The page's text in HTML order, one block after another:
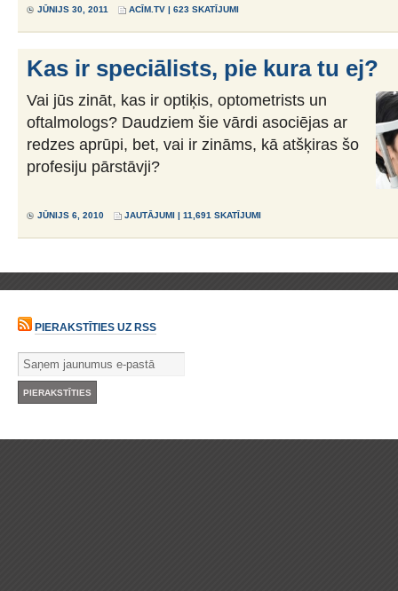
JŪNIJS 30, 2011 ACĪM.TV | 623 SKATĪJUMI
Kas ir speciālists, pie kura tu ej?
Vai jūs zināt, kas ir optiķis, optometrists un
oftalmologs? Daudziem šie vārdi asociējas ar
redzes aprūpi, bet, vai ir zināms, kā atšķiras šo
profesiju pārstāvji?
JŪNIJS 6, 2010 JAUTĀJUMI | 11,691 SKATĪJUMI
PIERAKSTĪTIES UZ RSS